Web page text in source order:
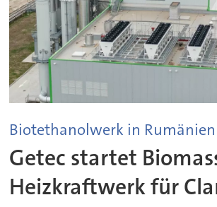
Biotethanolwerk in Rumänien
Getec startet
Heizkraftwerk für